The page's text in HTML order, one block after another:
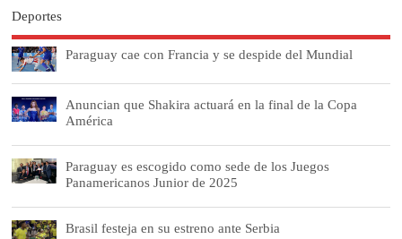
Deportes
Paraguay cae con Francia y se despide del Mundial
Anuncian que Shakira actuará en la final de la Copa
América
Paraguay es escogido como sede de los Juegos
Panamericanos Junior de 2025
Brasil festeja en su estreno ante Serbia